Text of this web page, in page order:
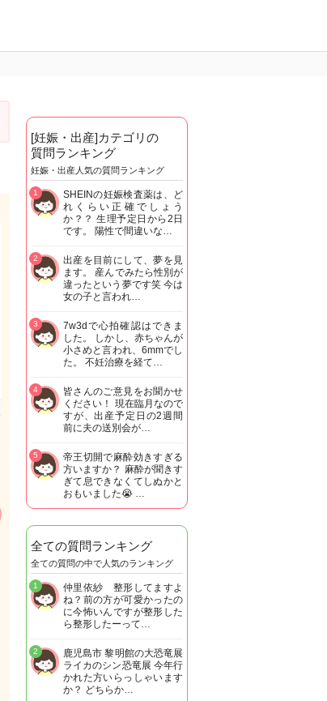
[妊娠・出産]カテゴリの
質問ランキング
妊娠・出産人気の質問ランキング
SHEINの妊娠検査薬は、ど
れくらい正確でしょう
か？？ 生理予定日から2日
です。 陽性で間違いな…
1
出産を目前にして、夢を見
ます。 産んでみたら性別が
違ったという夢です笑 今は
女の子と言われ…
2
7w3dで心拍確認はできま
した。 しかし、赤ちゃんが
小さめと言われ、6mmでし
た。 不妊治療を経て…
3
皆さんのご意見をお聞かせ
ください！ 現在臨月なので
すが、出産予定日の2週間
前に夫の送別会が…
4
帝王切開で麻酔効きすぎる
方いますか？ 麻酔が聞きす
ぎて息できなくてしぬかと
おもいました😭 …
5
全ての質問ランキング
全ての質問の中で人気のランキング
仲里依紗 整形してますよ
ね？前の方が可愛かったの
に今怖いんですが整形した
ら整形したーって…
1
鹿児島市 黎明館の大恐竜展
ライカのシン恐竜展 今年行
かれた方いらっしゃいます
か？ どちらか…
2